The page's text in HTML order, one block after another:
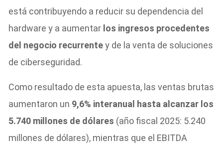
está contribuyendo a reducir su dependencia del
hardware y a aumentar los ingresos procedentes
del negocio recurrentey de la venta de soluciones
de ciberseguridad.
Como resultado de esta apuesta, las ventas brutas
aumentaron un 9,6% interanual hasta alcanzar los
5.740 millones de dólares (año fiscal 2025: 5.240
millones de dólares), mientras que el EBITDA